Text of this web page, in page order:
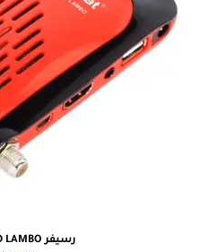
رسيفر SR-250HD LAMBO